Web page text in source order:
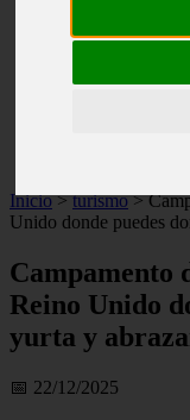
gijon
Inicio > turismo >
Unido donde puedes
Campamento
Reino Unido
yurta y
📅 22/12/2025